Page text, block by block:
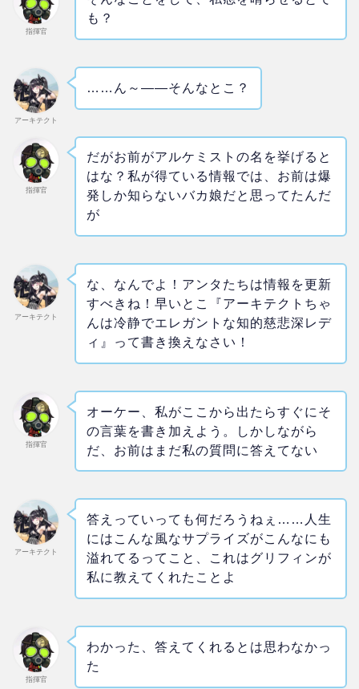
指揮官
も？
アーキテクト
……ん～――そんなとこ？
指揮官
だがお前がアルケミストの名を挙げると
はな？私が得ている情報では、お前は爆
発しか知らないバカ娘だと思ってたんだ
が
アーキテクト
な、なんでよ！アンタたちは情報を更新
すべきね！早いとこ『アーキテクトちゃ
んは冷静でエレガントな知的慈悲深レデ
ィ』って書き換えなさい！
指揮官
オーケー、私がここから出たらすぐにそ
の言葉を書き加えよう。しかしながら
だ、お前はまだ私の質問に答えてない
アーキテクト
答えっていっても何だろうねぇ……人生
にはこんな風なサプライズがこんなにも
溢れてるってこと、これはグリフィンが
私に教えてくれたことよ
指揮官
わかった、答えてくれるとは思わなかっ
た